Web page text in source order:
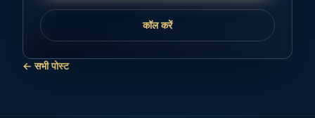
कॉल करें
←सभी पोस्ट